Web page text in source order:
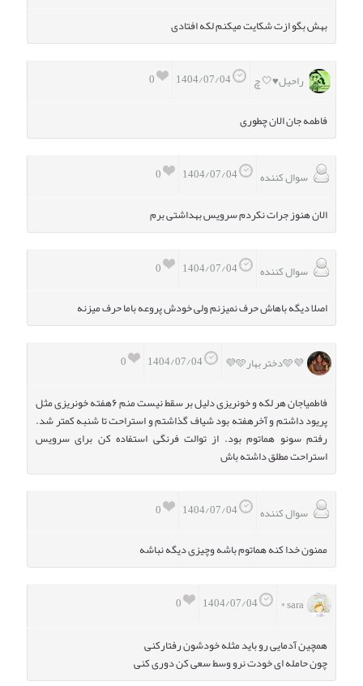
بهش بگو ازت شکایت میکنم لکه افتادی
0
راحیل♥️🤍 چ
فاطمه جان الان چطوری
0
سوال کننده
الان هنوز جرات نکردم سرویس بهداشتی برم
0
سوال کننده
اصلا دیگه باهاش حرف نمیزنم ولی خودش پروعه باما حرف میزنه
0
💜🩵دختر بهار🩵💜
فاطمیاجان هر لکه و خونریزی دلیل بر سقط نیست منم ۶هفته خونریزی مثل
پریود داشتم و آخرهفته بود شیاف گذاشتم و استراحت تا شنبه کمتر شد.
رفتم سونو هماتوم بود. از توالت فرنگی استفاده کن برای سرویس
استراحت مطلق داشته باش
0
سوال کننده
ممنون خدا کنه هماتوم باشه وچیزی دیگه نباشه
0
sara *
همچین آدمایی رو باید مثله خودشون رفتارکنی
چون حامله ای خودت نرو وسط سعی کن دوری کنی